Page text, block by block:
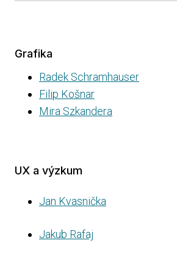
Grafika
Radek Schramhauser
Filip Košnar
Mira Szkandera
UX a výzkum
Jan Kvasnička
Jakub Rafaj